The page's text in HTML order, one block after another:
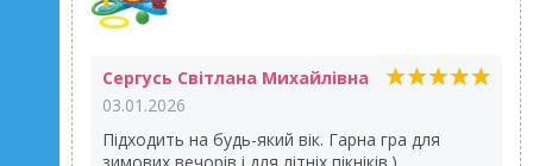
Сергусь Світлана Михайлівна
03.01.2026
Підходить на будь-який вік. Гарна гра для